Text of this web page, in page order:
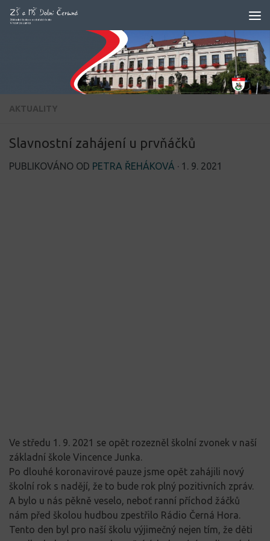
Skip to content
AKTUALITY
Slavnostní zahájení u prvňáčků
PUBLIKOVÁNO OD PETRA ŘEHÁKOVÁ · 1. 9. 2021
Ve středu 1. 9. 2021 se opět rozezněl školní zvonek v naší
základní škole Vincence Junka.
Po dlouhé koronavirové pauze jsme opět zahájili nový
školní rok s nadějí, že to bude rok plný pozitivních zpráv.
A bylo u nás pěkně veselo, neboť ranní příchod žáčků
nám před školou hudbou zpestřilo Rádio Černá Hora.
Tento den byl pro naší školu výjimečný nejen tím, že děti